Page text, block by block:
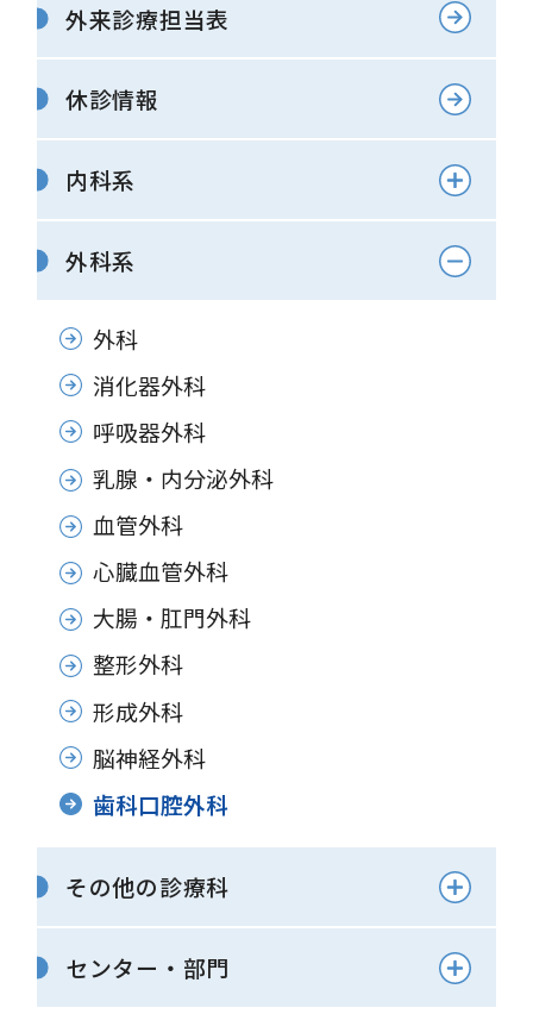
外来診療担当表
休診情報
内科系
外科系
外科
消化器外科
呼吸器外科
乳腺・内分泌外科
血管外科
心臓血管外科
大腸・肛門外科
整形外科
形成外科
脳神経外科
歯科口腔外科
その他の診療科
センター・部門